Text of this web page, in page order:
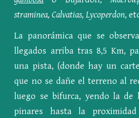
straminea, Calvatias, Lycoperdon,
La panorámica que se
llegados arriba tras 8,5 Km,
una pista, (donde hay un
que no se dañe el terreno al
luego se bifurca, yendo la de
pinares hasta la